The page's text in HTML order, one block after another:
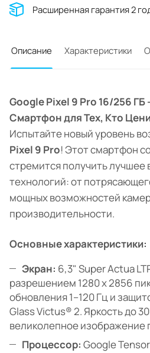
Расширенная гарантия 2
Описание Характеристики
Google Pixel 9 Pro 16/256
Смартфон для Тех, Кто
Испытайте новый уровень
Pixel 9 Pro! Этот смартфон
стремится получить лучшее
технологий: от
мощных возможностей
производительности.
Основные характеристики:
Экран: 6,3" Super Actua
разрешением 1280 x 2856
обновления 1–120 Гц и
Glass Victus® 2. Яркость до
великолепное изображение
Процессор: Google